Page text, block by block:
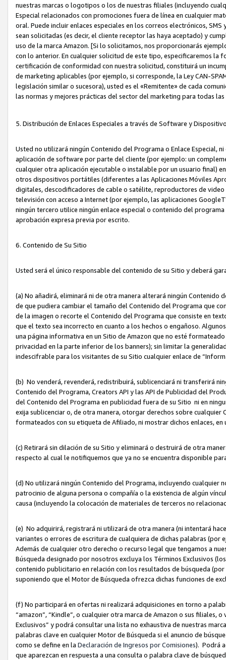
nuestras marcas o logotipos o los de nuestras filiales (incluyendo
Especial relacionados con promociones fuera de línea en cualquier
oral. Puede incluir enlaces especiales en los correos electrónicos,
sean solicitadas (es decir, el cliente receptor las haya aceptado) y
uso de la marca Amazon. [Si lo solicitamos, nos proporcionarás
con lo anterior. En cualquier solicitud de este tipo, especificaremos
certificación de conformidad con nuestra solicitud, constituirá un
de marketing aplicables (por ejemplo, si corresponde, la Ley CAN-
legislación similar o sucesora), usted es el «Remitente» de cada
las normas y mejores prácticas del sector del marketing para todas
5. Distribución de Enlaces Especiales a través de Software y
Usted no utilizará ningún Contenido del Programa o Enlace Especial,
aplicación de software por parte del cliente (por ejemplo: un
cualquier otra aplicación ejecutable o instalable por un usuario final)
otros dispositivos portátiles (diferentes a las Aplicaciones Móviles
digitales, descodificadores de cable o satélite, reproductores de
televisión con acceso a Internet (por ejemplo, las aplicaciones
ningún tercero utilice ningún enlace especial o contenido del
aprobación expresa previa por escrito.
6. Contenido de Su Sitio
Usted será el único responsable del contenido de su Sitio y deberá
(a) No añadirá, eliminará ni de otra manera alterará ningún
de que pudiera cambiar el tamaño del Contenido del Programa que
de la imagen o recorte el Contenido del Programa que consiste en
que el texto sea incorrecto en cuanto a los hechos o engañoso.
una página informativa en un Sitio de Amazon que no esté
privacidad en la parte inferior de los banners); sin limitar la
indescifrable para los visitantes de su Sitio cualquier enlace de
(b) No venderá, revenderá, redistribuirá, sublicenciará ni transferirá
Contenido del Programa, Creators API y las API de Publicidad del
del Contenido del Programa en publicidad fuera de su Sitio ni en
exija sublicenciar o, de otra manera, otorgar derechos sobre
formateados con su etiqueta de Afiliado, ni mostrar dichos enlaces,
(c) Retirará sin dilación de su Sitio y eliminará o destruirá de otra
respecto al cual le notifiquemos que ya no se encuentra disponible
(d) No utilizará ningún Contenido del Programa, incluyendo cualquier
patrocinio de alguna persona o compañía o la existencia de algún
causa (incluyendo la colocación de materiales de terceros no
(e) No adquirirá, registrará ni utilizará de otra manera (ni intentará
variantes o errores de escritura de cualquiera de dichas palabras (por
Además de cualquier otro derecho o recurso legal que tengamos a
Búsqueda designado por nosotros excluya los Términos Exclusivos
contenido publicitario en relación con los resultados de búsqueda
suponiendo que el Motor de Búsqueda ofrezca dichas funciones de
(f) No participará en ofertas ni realizará adquisiciones en torno a
“amazon”, “Kindle”, o cualquier otra marca de Amazon o sus filiales,
Exclusivos” y podrá consultar una lista no exhaustiva de nuestras
palabras clave en cualquier Motor de Búsqueda si el anuncio de
como se define en la Declaración de Ingresos por Comisiones). Podrá
que aparezcan en respuesta a una consulta o palabra clave de